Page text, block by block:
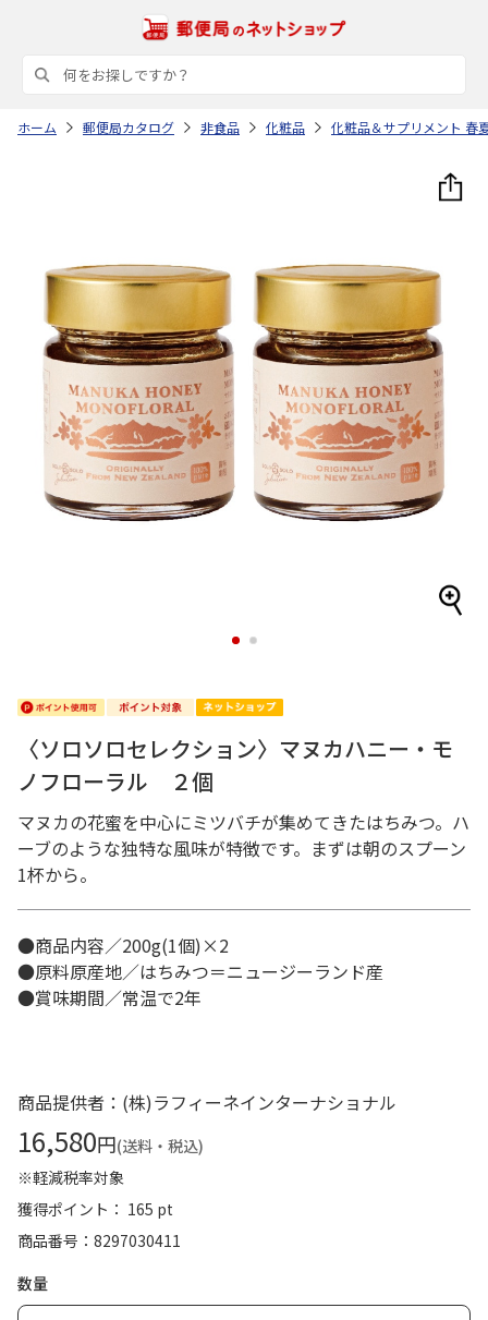
ホーム 郵便局カタログ 非食品 化粧品 化粧品＆サプリメント 春
1 2
〈ソロソロセレクション〉マヌカハニー・モ
ノフローラル ２個
マヌカの花蜜を中心にミツバチが集めてきたはちみつ。ハ
ーブのような独特な風味が特徴です。まずは朝のスプーン
1杯から。
●商品内容／200g(1個)×2
●原料原産地／はちみつ＝ニュージーランド産
●賞味期間／常温で2年
商品提供者：(株)ラフィーネインターナショナル
16,580円(送料・税込)
※軽減税率対象
獲得ポイント： 165 pt
商品番号
8297030411
数量